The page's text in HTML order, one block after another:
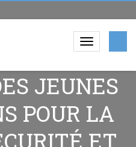
JEUNES
POUR LA
ET